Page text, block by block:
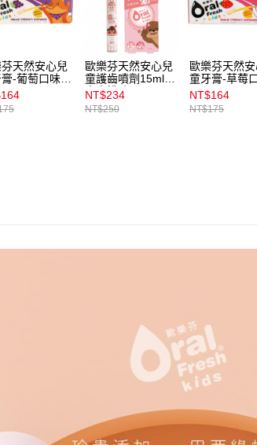
每筆NT$300
每筆NT$100
天然安心兒
-葡萄口味
歐樂芬天然安心兒
童護齒噴劑15ml_
水蜜桃味
NT$234
NT$250
歐樂芬天然
童牙膏-草莓
60g
NT$164
NT$175